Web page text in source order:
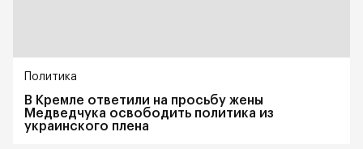
Политика
В Кремле ответили на просьбу жены
Медведчука освободить политика из
украинского плена